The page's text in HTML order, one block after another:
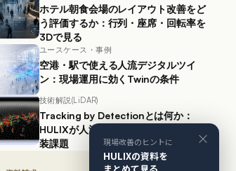
ホテル朝食会場のレイアウト改善をど
う評価するか：行列・座席・回転率を
3Dで見る
ユースケース・事例
空港・駅で使える人流デジタルツイ
ン：現場運用に効くTwinの条件
技術解説(LiDAR)
Tracking by Detectionとは何か：
HULIXが人流・点群解析で直面した実
装課題
×
現場改善のヒントに
HULIXの資料を